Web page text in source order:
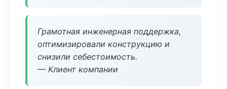
Грамотная инженерная поддержка,
оптимизировали конструкцию и
снизили себестоимость.
— Клиент компании